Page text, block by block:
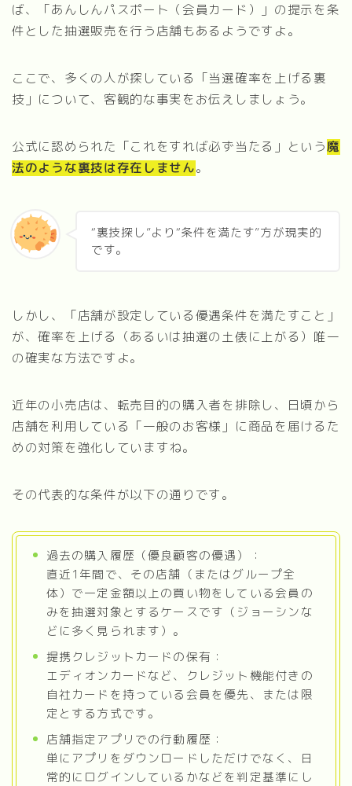
ば、「あんしんパスポート（会員カード）」の提示を条
件とした抽選販売を行う店舗もあるようですよ。
ここで、多くの人が探している「当選確率を上げる裏
技」について、客観的な事実をお伝えしましょう。
公式に認められた「これをすれば必ず当たる」という魔
法のような裏技は存在しません。
“裏技探し”より“条件を満たす”方が現実的
です。
しかし、「店舗が設定している優遇条件を満たすこと」
が、確率を上げる（あるいは抽選の土俵に上がる）唯一
の確実な方法ですよ。
近年の小売店は、転売目的の購入者を排除し、日頃から
店舗を利用している「一般のお客様」に商品を届けるた
めの対策を強化していますね。
その代表的な条件が以下の通りです。
過去の購入履歴（優良顧客の優遇）：
直近1年間で、その店舗（またはグループ全
体）で一定金額以上の買い物をしている会員の
みを抽選対象とするケースです（ジョーシンな
どに多く見られます）。
提携クレジットカードの保有：
エディオンカードなど、クレジット機能付きの
自社カードを持っている会員を優先、または限
定とする方式です。
店舗指定アプリでの行動履歴：
単にアプリをダウンロードしただけでなく、日
常的にログインしているかなどを判定基準にし